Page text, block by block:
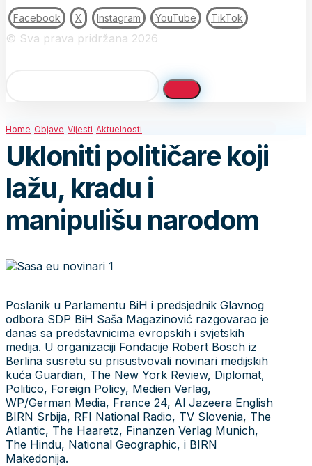
Facebook X Instagram YouTube TikTok
© Sva prava pridržana 2026
Home Objave Vijesti Aktuelnosti
Ukloniti političare koji
lažu, kradu i
manipulišu narodom
Poslanik u Parlamentu BiH i predsjednik Glavnog
odbora SDP BiH Saša Magazinović razgovarao je
danas sa predstavnicima evropskih i svjetskih
medija. U organizaciji Fondacije Robert Bosch iz
Berlina susretu su prisustvovali novinari medijskih
kuća Guardian, The New York Review, Diplomat,
Politico, Foreign Policy, Medien Verlag,
WP/German Media, France 24, Al Jazeera English
BIRN Srbija, RFI National Radio, TV Slovenia, The
Atlantic, The Haaretz, Finanzen Verlag Munich,
The Hindu, National Geographic, i BIRN
Makedonija.